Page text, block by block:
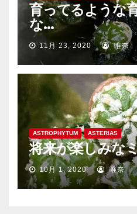
育ってるような
な…
11月 23, 2020 唯奈
ASTROPHYTUM ASTERIAS
将来が楽しみな
10月 1, 2020 唯奈